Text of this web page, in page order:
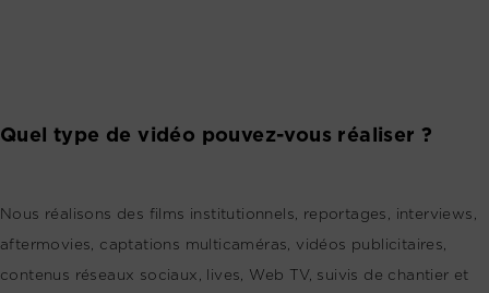
Quel type de vidéo pouvez-vous réaliser ?
Nous réalisons des films institutionnels, reportages, interviews,
aftermovies, captations multicaméras, vidéos publicitaires,
contenus réseaux sociaux, lives, Web TV, suivis de chantier et